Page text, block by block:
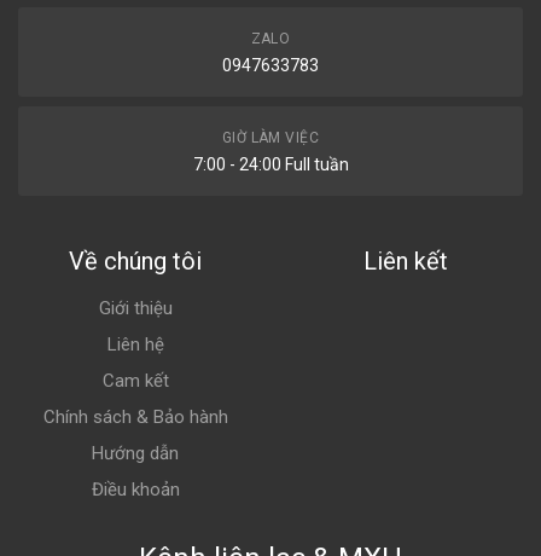
ZALO
0947633783
GIỜ LÀM VIỆC
7:00 - 24:00 Full tuần
Về chúng tôi
Giới thiệu
Liên hệ
Cam kết
Chính sách & Bảo hành
Hướng dẫn
Điều khoản
Liên kết